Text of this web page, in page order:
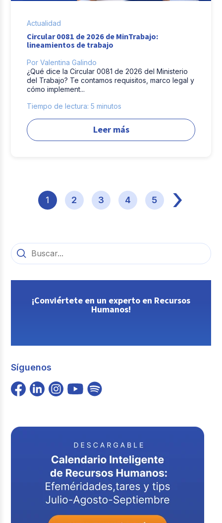
Actualidad
Circular 0081 de 2026 de MinTrabajo:
lineamientos de trabajo
Por Valentina Galindo
¿Qué dice la Circular 0081 de 2026 del Ministerio
del Trabajo? Te contamos requisitos, marco legal y
cómo implement...
Tiempo de lectura: 5 minutos
Leer más
1 2 3 4 5 ›
¡Conviértete en un experto en Recursos
Humanos!
Síguenos